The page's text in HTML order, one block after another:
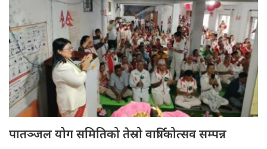
पातञ्जल योग समितिको तेस्रो वार्षिकोत्सव सम्पन्न